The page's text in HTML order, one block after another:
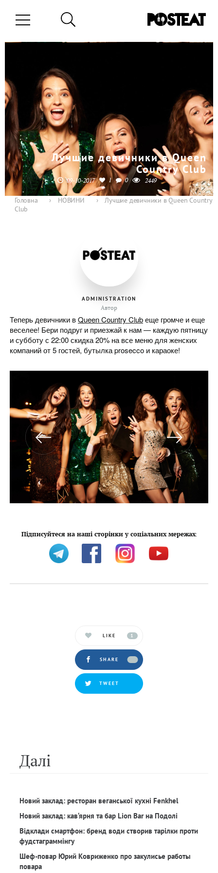
Лучшие девичники в Queen
Country Club
09-10-2017 1 0 2449
Головна › НОВИНИ ›
Лучшие девичники в Queen Country
Club
ADMINISTRATION
Автор
Теперь девичники вQueen Country Clubеще громче и еще
веселее! Бери подруг и приезжай к нам — каждую пятницу
и субботу с 22:00 скидка 20% на все меню для женских
компаний от 5 гостей, бутылка prosecco и караоке!
Підписуйтеся на наші сторінки у соціальних мережах:
LIKE 1
SHARE
TWEET
Далi
Новий заклад: ресторан веганської кухні Fenkhel
Новий заклад: кав‘ярня та бар Lion Bar на Подолі
Відклади смартфон: бренд води створив тарілки проти
фудстаграммінгу
Шеф-повар Юрий Ковриженко про закулисье работы
повара